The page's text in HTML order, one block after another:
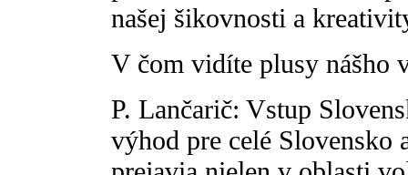
našej šikovnosti a
V čom vidíte plusy nášho
P. Lančarič: Vstup
výhod pre celé Slovensko